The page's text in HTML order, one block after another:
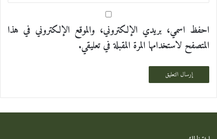
احفظ اسمي، بريدي الإلكتروني، والموقع الإلكتروني في هذا
المتصفح لاستخدامها المرة المقبلة في تعليقي.